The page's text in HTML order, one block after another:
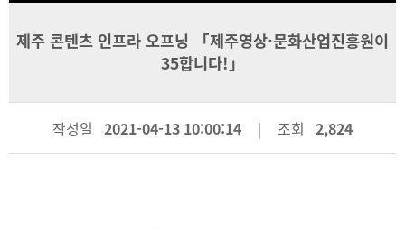
제주 콘텐츠 인프라 오프닝 「제주영상·문화산업진흥원이
35합니다!」
작성일 2021-04-13 10:00:14 조회 2,824